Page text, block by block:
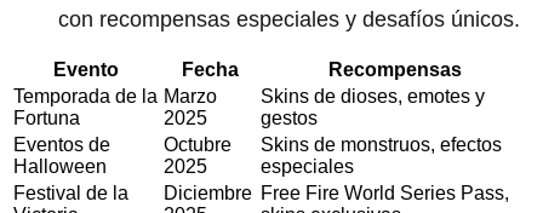
con recompensas especiales y desafíos únicos.
Evento Fecha
Recompensas
Temporada de la
Fortuna
Marzo
2025
Skins de dioses, emotes y
gestos
Eventos de
Halloween
Octubre
2025
Skins de monstruos, efectos
especiales
Festival de la
Diciembre Free Fire World Series Pass,